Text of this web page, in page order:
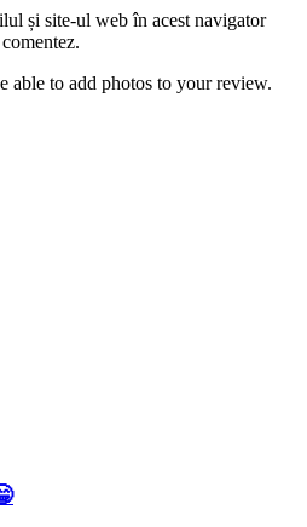
și site-ul web în acest navigator
able to add photos to your review.